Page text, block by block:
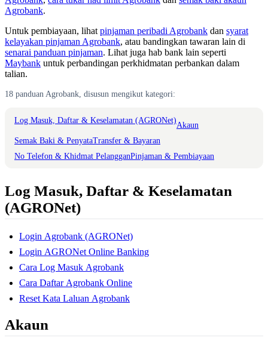
Agrobank.
Untuk pembiayaan, lihat pinjaman peribadi Agrobank dan syarat
kelayakan pinjaman Agrobank, atau bandingkan tawaran lain di
senarai panduan pinjaman. Lihat juga hab bank lain seperti
Maybank untuk perbandingan perkhidmatan perbankan dalam
talian.
18 panduan Agrobank, disusun mengikut kategori:
Log Masuk, Daftar & Keselamatan (AGRONet)Akaun
Semak Baki & PenyataTransfer & Bayaran
No Telefon & Khidmat PelangganPinjaman & Pembiayaan
Log Masuk, Daftar & Keselamatan
(AGRONet)
Login Agrobank (AGRONet)
Login AGRONet Online Banking
Cara Log Masuk Agrobank
Cara Daftar Agrobank Online
Reset Kata Laluan Agrobank
Akaun